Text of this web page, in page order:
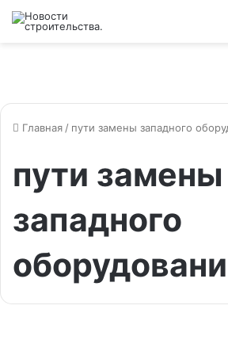
Главная / пути замены западного
пути замены
западного